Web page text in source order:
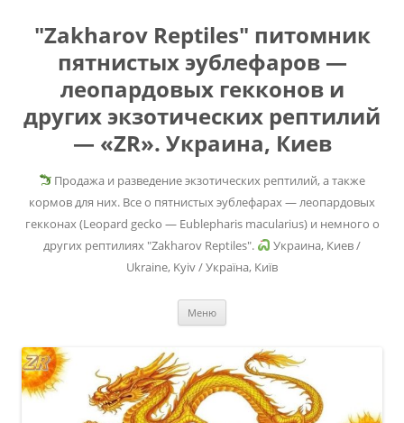
"Zakharov Reptiles" питомник
пятнистых эублефаров —
леопардовых гекконов и
других экзотических рептилий
— «ZR». Украина, Киев
Продажа и разведение экзотических рептилий, а также
кормов для них. Все о пятнистых эублефарах — леопардовых
гекконах (Leopard gecko — Eublepharis macularius) и немного о
других рептилиях "Zakharov Reptiles".
Украина, Киев /
Ukraine, Kyiv / Україна, Київ
Меню